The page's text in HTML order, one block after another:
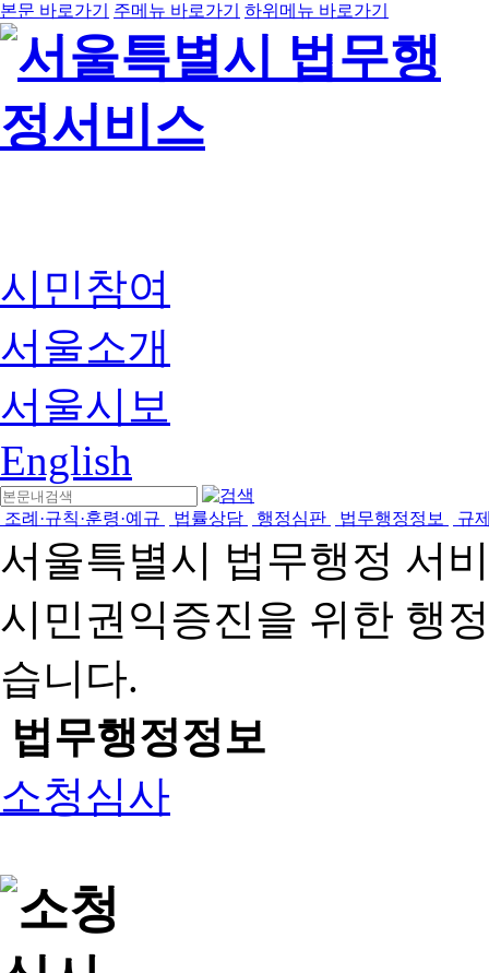
본문 바로가기 주메뉴 바로가기 하위메뉴 바로가기
시민참여
서울소개
서울시보
English
조례·규칙·훈령·예규 법률상담 행정심판 법무행정정보 규
서울특별시 법무행정 서
시민권익증진을 위한 행
습니다.
법무행정정보
소청심사